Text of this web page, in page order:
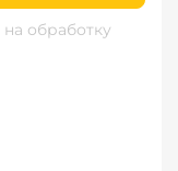
на обработку